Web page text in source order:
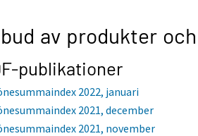
av produkter
publikationer
2022, januari
2021, december
2021, november